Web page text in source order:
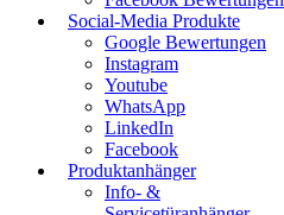
Social-Media Produkte
Google Bewertungen
Instagram
Youtube
WhatsApp
LinkedIn
Facebook
Produktanhänger
Info- &